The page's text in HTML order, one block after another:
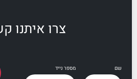
צרו איתנו קשר..